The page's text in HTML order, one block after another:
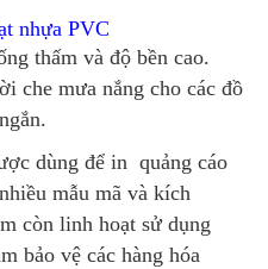
nhựa PVC
thấm và độ bền cao.
che mưa nắng cho các đồ
dùng để in quảng cáo
mẫu mã và kích
còn linh hoạt sử dụng
bảo vệ các hàng hóa